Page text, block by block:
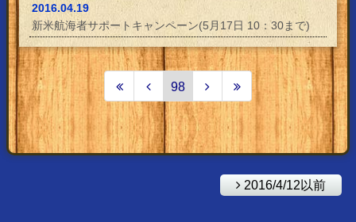
2016.04.19
新米航海者サポートキャンペーン(5月17日 10：30まで)
98
2016/4/12以前